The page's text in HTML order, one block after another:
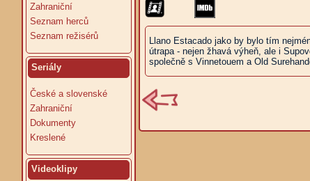
Zahraniční
Seznam herců
Seznam režisérů
Seriály
České a slovenské
Zahraniční
Dokumenty
Kreslené
Videoklipy
Llano Estacado jako by bylo tím
útrapa - nejen žhavá výheň, ale i
společně s Vinnetouem a Old